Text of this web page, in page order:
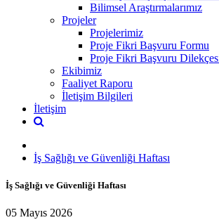
Bilimsel Araştırmalarımız
Projeler
Projelerimiz
Proje Fikri Başvuru Formu
Proje Fikri Başvuru
Ekibimiz
Faaliyet Raporu
İletişim Bilgileri
İletişim
İş Sağlığı ve Güvenliği Haftası
İş Sağlığı ve Güvenliği Haftası
05 Mayıs 2026